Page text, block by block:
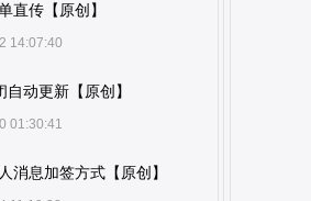
直传【原创】
14:07:40
自动更新【原创】
01:30:41
消息加签方式【原创】